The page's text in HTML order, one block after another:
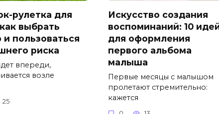
рулетка для
выбрать
и пользоваться
риска
впереди,
возле
25
Искусство создания
воспоминаний: 10
для оформления
первого альбома
малыша
Первые месяцы с малышом
пролетают стремительно:
кажется